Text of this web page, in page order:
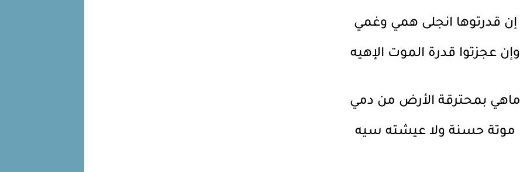
إن قدرتوها انجلى همي وغمي
وإن عجزتوا قدرة الموت الإهيه
ماهي بمحترقة الأرض من دمي
موتة حسنة ولا عيشته سيه